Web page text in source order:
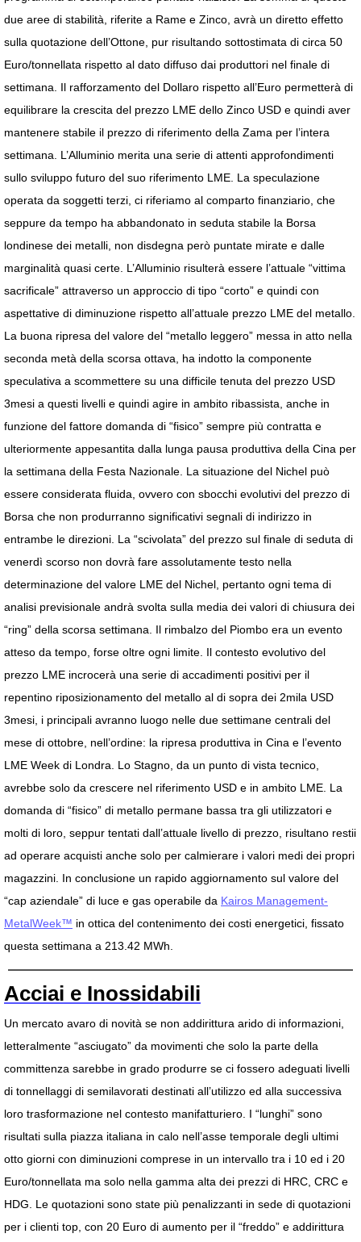
due aree di stabilità, riferite a Rame e Zinco, avrà un diretto effetto
sulla quotazione dell’Ottone, pur risultando sottostimata di circa 50
Euro/tonnellata rispetto al dato diffuso dai produttori nel finale di
settimana. Il rafforzamento del Dollaro rispetto all’Euro permetterà di
equilibrare la crescita del prezzo LME dello Zinco USD e quindi aver
mantenere stabile il prezzo di riferimento della Zama per l’intera
settimana. L’Alluminio merita una serie di attenti approfondimenti
sullo sviluppo futuro del suo riferimento LME. La speculazione
operata da soggetti terzi, ci riferiamo al comparto finanziario, che
seppure da tempo ha abbandonato in seduta stabile la Borsa
londinese dei metalli, non disdegna però puntate mirate e dalle
marginalità quasi certe. L’Alluminio risulterà essere l’attuale “vittima
sacrificale” attraverso un approccio di tipo “corto” e quindi con
aspettative di diminuzione rispetto all’attuale prezzo LME del metallo.
La buona ripresa del valore del “metallo leggero” messa in atto nella
seconda metà della scorsa ottava, ha indotto la componente
speculativa a scommettere su una difficile tenuta del prezzo USD
3mesi a questi livelli e quindi agire in ambito ribassista, anche in
funzione del fattore domanda di “fisico” sempre più contratta e
ulteriormente appesantita dalla lunga pausa produttiva della Cina per
la settimana della Festa Nazionale. La situazione del Nichel può
essere considerata fluida, ovvero con sbocchi evolutivi del prezzo di
Borsa che non produrranno significativi segnali di indirizzo in
entrambe le direzioni. La “scivolata” del prezzo sul finale di seduta di
venerdì scorso non dovrà fare assolutamente testo nella
determinazione del valore LME del Nichel, pertanto ogni tema di
analisi previsionale andrà svolta sulla media dei valori di chiusura dei
“ring” della scorsa settimana. Il rimbalzo del Piombo era un evento
atteso da tempo, forse oltre ogni limite. Il contesto evolutivo del
prezzo LME incrocerà una serie di accadimenti positivi per il
repentino riposizionamento del metallo al di sopra dei 2mila USD
3mesi, i principali avranno luogo nelle due settimane centrali del
mese di ottobre, nell’ordine: la ripresa produttiva in Cina e l’evento
LME Week di Londra. Lo Stagno, da un punto di vista tecnico,
avrebbe solo da crescere nel riferimento USD e in ambito LME. La
domanda di “fisico” di metallo permane bassa tra gli utilizzatori e
molti di loro, seppur tentati dall’attuale livello di prezzo, risultano restii
ad operare acquisti anche solo per calmierare i valori medi dei propri
magazzini. In conclusione un rapido aggiornamento sul valore del
“cap aziendale” di luce e gas operabile da Kairos Management-
MetalWeek™ in ottica del contenimento dei costi energetici, fissato
questa settimana a 213.42 MWh.
Acciai e Inossidabili
Un mercato avaro di novità se non addirittura arido di informazioni,
letteralmente “asciugato” da movimenti che solo la parte della
committenza sarebbe in grado produrre se ci fossero adeguati livelli
di tonnellaggi di semilavorati destinati all’utilizzo ed alla successiva
loro trasformazione nel contesto manifatturiero. I “lunghi” sono
risultati sulla piazza italiana in calo nell’asse temporale degli ultimi
otto giorni con diminuzioni comprese in un intervallo tra i 10 ed i 20
Euro/tonnellata ma solo nella gamma alta dei prezzi di HRC, CRC e
HDG. Le quotazioni sono state più penalizzanti in sede di quotazioni
per i clienti top, con 20 Euro di aumento per il “freddo” e addirittura